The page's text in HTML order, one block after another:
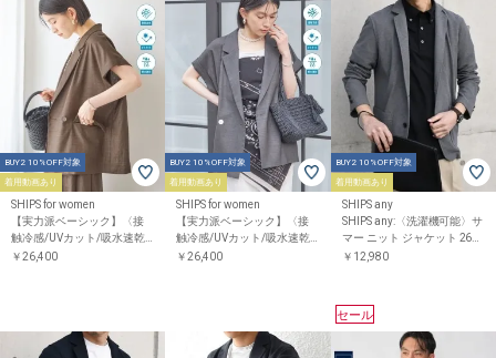
BUY2 10%OFF対象
着用動画あり
SHIPS for women
【実力派ベーシック】〈接
触冷感/UVカット/吸水速乾/
洗濯機可能〉SUUSUU フレ
￥26,400
BUY2 10%OFF対象
着用動画あり
SHIPS for women
【実力派ベーシック】〈接
触冷感/UVカット/吸水速乾/
洗濯機可能〉SUUSUU フレ
￥26,400
BUY2 10%OFF対象
着用動画あり
SHIPS any
SHIPS any:〈洗濯機可能〉サ
マー ニット ジャケット 26SS
◇
￥12,980
セール